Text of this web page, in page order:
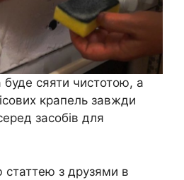
сяяти чистотою, а
крапель завжди
засобів для
статтею з друзями в